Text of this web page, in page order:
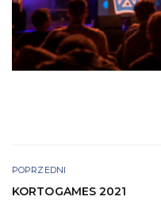
POPRZEDNI
KORTOGAMES 2021